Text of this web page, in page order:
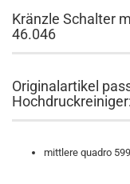
Kränzle Schalter
46.046
Originalartikel
Hochdruckreiniger:
mittlere quadro